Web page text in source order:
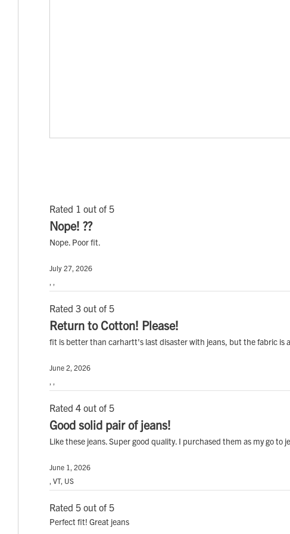
Rated 1 out of 5
Nope! ??
Nope. Poor fit.
July 27, 2026
Rated 3 out of 5
Return to Cotton! Please!
fit is better than carhartt's last disaster with jeans, but the fabric is
June 2, 2026
Rated 4 out of 5
Good solid pair of jeans!
Like these jeans. Super good quality. I purchased them as my go
June 1, 2026
, VT, US
Rated 5 out of 5
Perfect fit! Great jeans